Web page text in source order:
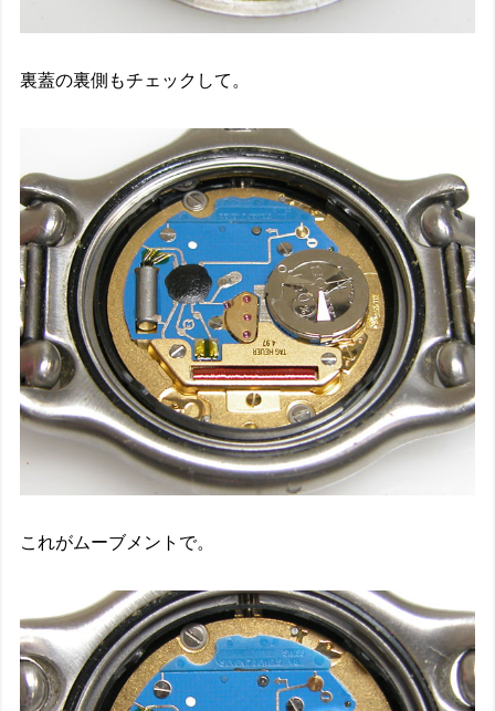
裏蓋の裏側もチェックして。
これがムーブメントで。